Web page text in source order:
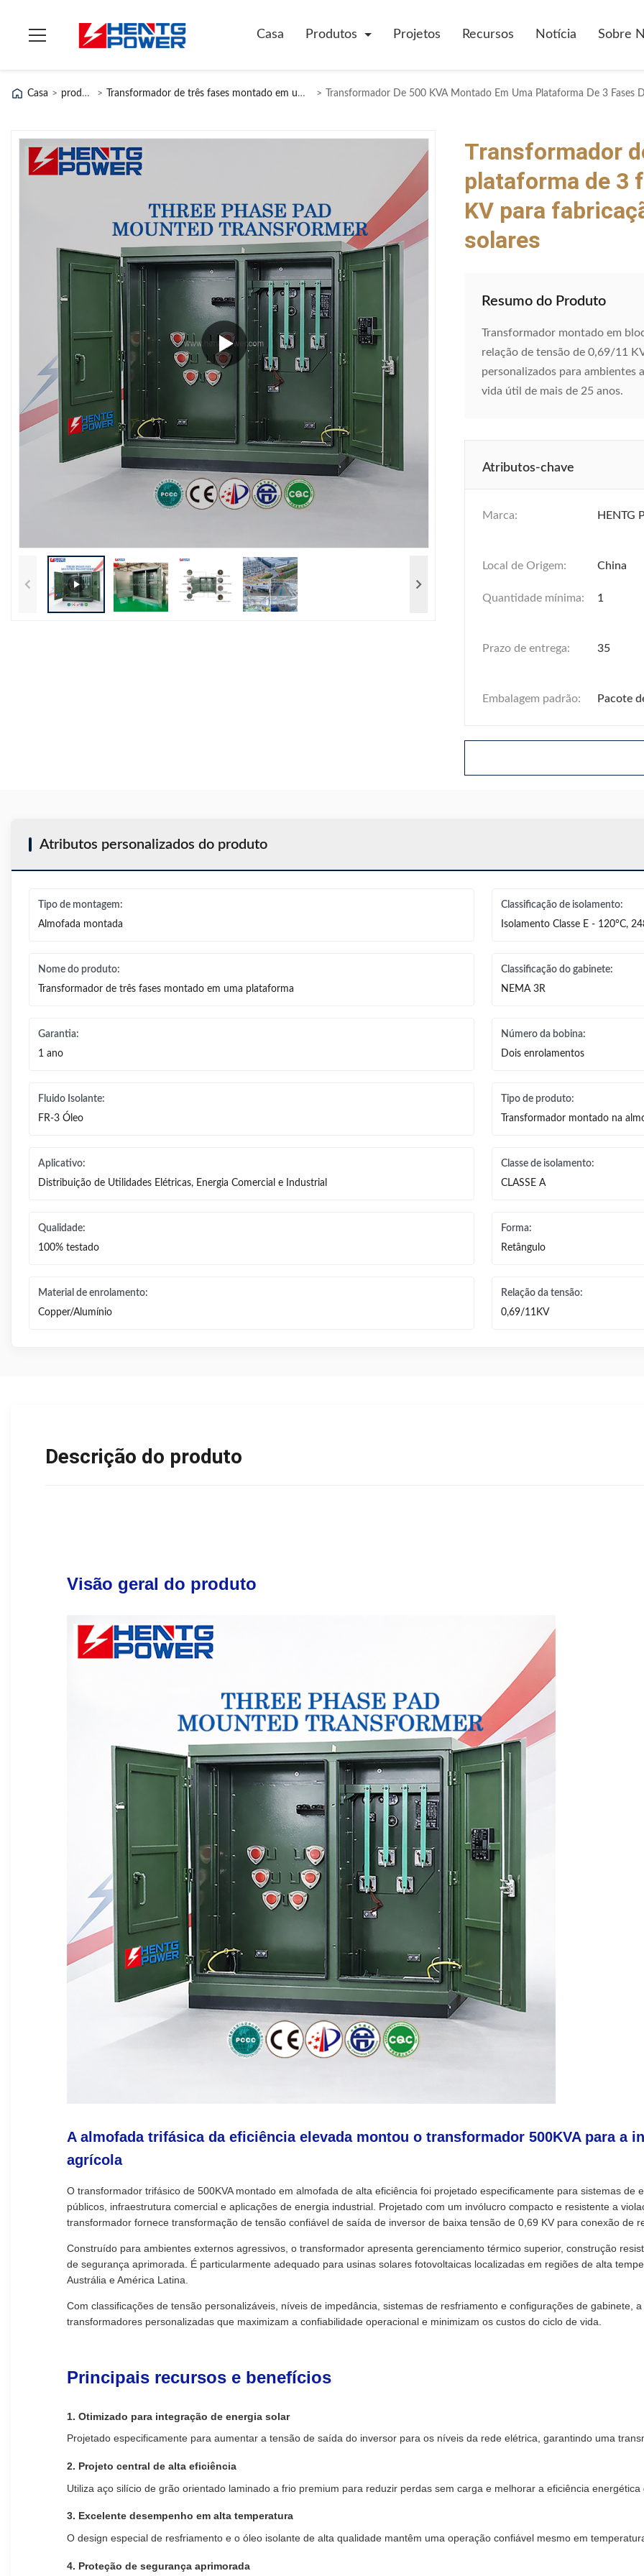
Casa Produtos Projetos Recursos Notícia Sobre
Casa > produtos > Transformador de três fases montado em uma plataforma >
Transformador
plataforma de 3
KV para
solares
Resumo do Produto
Transformador montado em
relação de tensão de 0,69/11
personalizados para ambientes
vida útil de mais de 25 anos.
Atributos-chave
Marca: HENTG
Local de Origem: China
Quantidade mínima: 1
Prazo de entrega: 35
Embalagem padrão: Pacote
Atributos personalizados do produto
Tipo de montagem:
Almofada montada
Classificação de isolamento:
Isolamento Classe E - 120°C,
Nome do produto:
Transformador de três fases montado em uma plataforma
Classificação do gabinete:
NEMA 3R
Garantia:
1 ano
Número da bobina:
Dois enrolamentos
Fluido Isolante:
FR-3 Óleo
Tipo de produto:
Transformador montado na
Aplicativo:
Distribuição de Utilidades Elétricas, Energia Comercial e Industrial
Classe de isolamento:
CLASSE A
Qualidade:
100% testado
Forma:
Retângulo
Material de enrolamento:
Copper/Alumínio
Relação da tensão:
0,69/11KV
Descrição do produto
Visão geral do produto
A almofada trifásica da eficiência elevada montou o transformador 500KVA para a
agrícola
O transformador trifásico de 500KVA montado em almofada de alta eficiência foi projetado especificamente para sistemas de
públicos, infraestrutura comercial e aplicações de energia industrial. Projetado com um invólucro compacto e resistente a
transformador fornece transformação de tensão confiável de saída de inversor de baixa tensão de 0,69 KV para conexão de
Construído para ambientes externos agressivos, o transformador apresenta gerenciamento térmico superior, construção
de segurança aprimorada. É particularmente adequado para usinas solares fotovoltaicas localizadas em regiões de alta
Austrália e América Latina.
Com classificações de tensão personalizáveis, níveis de impedância, sistemas de resfriamento e configurações de gabinete,
transformadores personalizadas que maximizam a confiabilidade operacional e minimizam os custos do ciclo de vida.
Principais recursos e benefícios
1. Otimizado para integração de energia solar
Projetado especificamente para aumentar a tensão de saída do inversor para os níveis da rede elétrica, garantindo uma
2. Projeto central de alta eficiência
Utiliza aço silício de grão orientado laminado a frio premium para reduzir perdas sem carga e melhorar a eficiência energética
3. Excelente desempenho em alta temperatura
O design especial de resfriamento e o óleo isolante de alta qualidade mantêm uma operação confiável mesmo em
4. Proteção de segurança aprimorada